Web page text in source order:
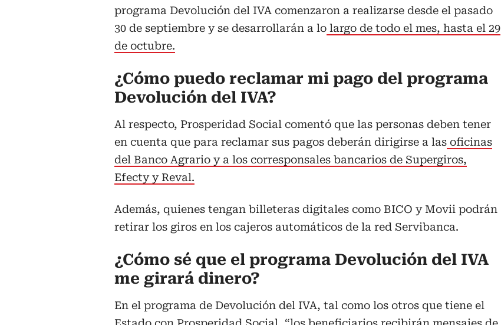
programa Devolución del IVA comenzaron a realizarse desde el pasado
30 de septiembre y se desarrollarán a lo largo de todo el mes, hasta el 29
de octubre.
¿Cómo puedo reclamar mi pago del programa
Devolución del IVA?
Al respecto, Prosperidad Social comentó que las personas deben tener
en cuenta que para reclamar sus pagos deberán dirigirse a las oficinas
del Banco Agrario y a los corresponsales bancarios de Supergiros,
Efecty y Reval.
Además, quienes tengan billeteras digitales como BICO y Movii podrán
retirar los giros en los cajeros automáticos de la red Servibanca.
¿Cómo sé que el programa Devolución del IVA
me girará dinero?
En el programa de Devolución del IVA, tal como los otros que tiene el